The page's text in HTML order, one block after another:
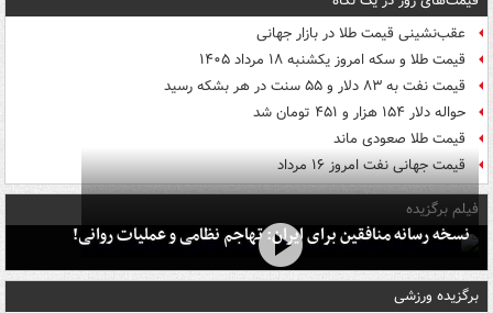
عقب‌نشینی قیمت طلا در بازار جهانی
قیمت طلا و سکه امروز یکشنبه ۱۸ مرداد ۱۴۰۵
قیمت نفت به ۸۳ دلار و ۵۵ سنت در هر بشکه رسید
حواله دلار ۱۵۴ هزار و ۴۵۱ تومان شد
قیمت طلا صعودی ماند
قیمت جهانی نفت امروز ۱۶ مرداد
فیلم برگزیده
نسخه رسانه منافقین برای ایران: تهاجم نظامی و عملیات روانی!
برگزیده ورزشی